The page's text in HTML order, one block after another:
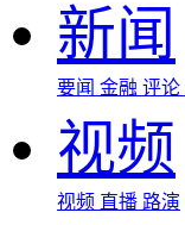
新闻
要闻 金融 评论
视频
视频 直播 路演